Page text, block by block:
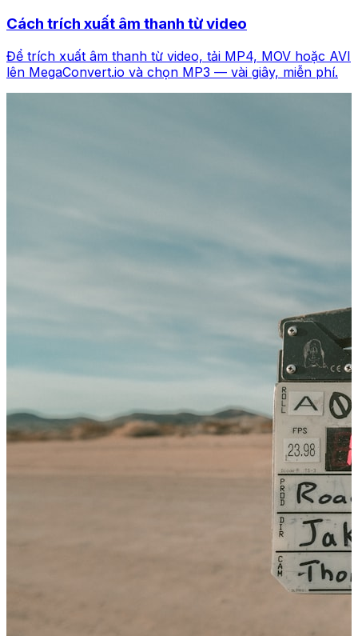
Cách trích xuất âm thanh từ video
Để trích xuất âm thanh từ video, tải MP4, MOV hoặc AVI
lên MegaConvert.io và chọn MP3 — vài giây, miễn phí.